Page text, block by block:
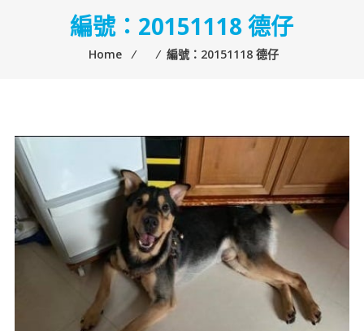
​​編號：20151118 德仔
Home ⁄ ⁄ ​​編號：20151118 德仔